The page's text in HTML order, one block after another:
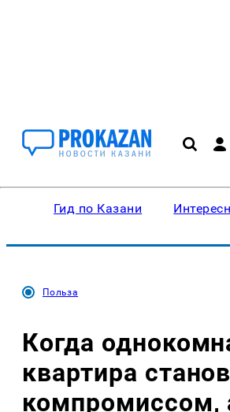
Гид по Казани
Польза
Когда
квартира
компромиссом,